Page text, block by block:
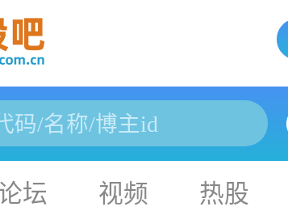
坛 视频 热股